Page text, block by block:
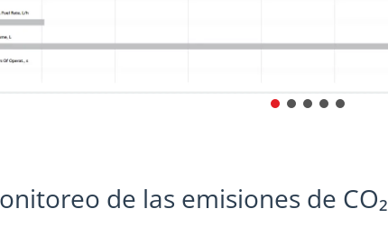
de las emisiones de CO₂